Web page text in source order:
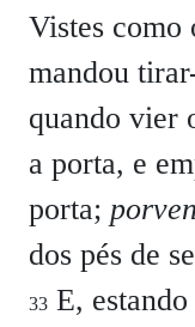
Vistes
mandou
quando vier
a porta, e
porta;
dos pés de
33 E,